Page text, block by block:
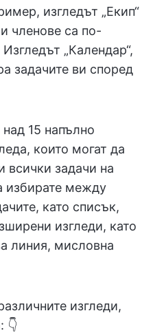
изгледът „Екип“
членове са по-
„Календар“,
задачите ви според
над 15 напълно
които могат да
всички задачи на
избирате между
като списък,
изгледи, като
линия, мисловна
изгледи,
👇